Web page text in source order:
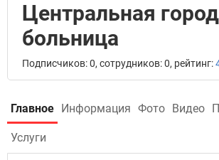
Центральная
больница
Подписчиков: 0, сотрудников: 0, рейтинг:
Главное Информация Фото Видео
Услуги